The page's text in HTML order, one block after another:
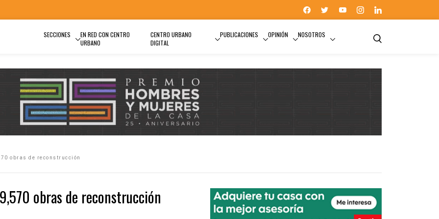
SECCIONES
EN RED CON CENTRO
URBANO
CENTRO URBANO
DIGITAL
PUBLICACIONES OPINIÓN NOSOTROS
obras de reconstrucción
obras de reconstrucción